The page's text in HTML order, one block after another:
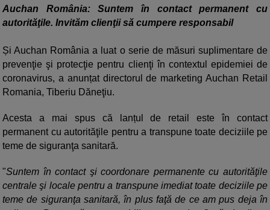
Auchan România: Suntem în contact permanent cu
autorităţile. Invităm clienţii să cumpere responsabil
Și Auchan România a luat o serie de măsuri suplimentare de
prevenţie şi protecţie pentru clienţi în contextul epidemiei de
coronavirus, a anunțat directorul de marketing Auchan Retail
Romania, Tiberiu Dăneţiu.
Acesta a mai spus că lanțul de retail este în contact
permanent cu autorităţile pentru a transpune toate deciziile pe
teme de siguranţa sanitară.
"Suntem în contact şi coordonare permanente cu autorităţile
centrale şi locale pentru a transpune imediat toate deciziile pe
teme de siguranţa sanitară, în plus faţă de ce am pus deja în